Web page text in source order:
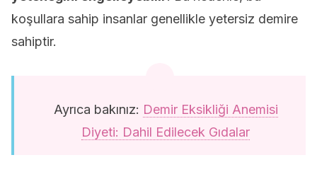
koşullara sahip insanlar genellikle yetersiz demire
sahiptir.
Ayrıca bakınız: Demir Eksikliği Anemisi
Diyeti: Dahil Edilecek Gıdalar